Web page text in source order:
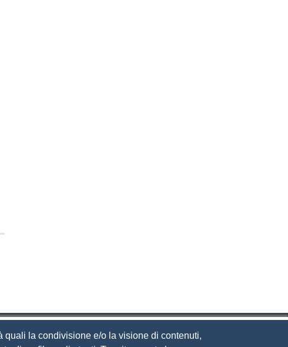
la condivisione e/o la visione di contenuti,